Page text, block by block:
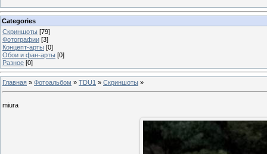
Categories
Скриншоты [79]
Фотографии [3]
Концепт-арты [0]
Обои и фан-арты [0]
Разное [0]
Главная » Фотоальбом » TDU1 » Скриншоты »
miura